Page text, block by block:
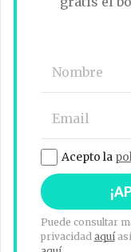
Acepto la
Puede consultar
privacidad aquíasí